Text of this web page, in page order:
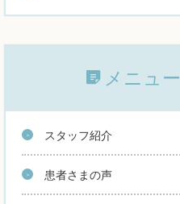
メニュー
スタッフ紹介
患者さまの声